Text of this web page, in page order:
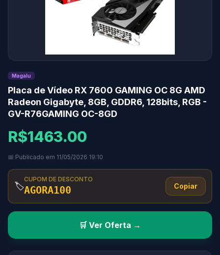
Magalu
Placa de Vídeo RX 7600 GAMING OC 8G AMD
Radeon Gigabyte, 8GB, GDDR6, 128bits, RGB -
GV-R76GAMING OC-8GD
R$1463.00
📅 Publicado em 11/05/2026 19:10
🏷️
CUPOM DE DESCONTO
AGORA100 Copiar
🛒 Ver Oferta →